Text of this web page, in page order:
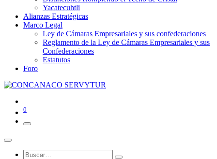
Yacatecuhtli
Alianzas Estratégicas
Marco Legal
Ley de Cámaras Empresariales y sus confederaciones
Reglamento de la Ley de Cámaras Empresariales y sus
Confederaciones
Estatutos
Foro
0